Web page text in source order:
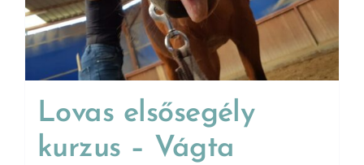
Lovas elsősegély
kurzus – Vágta